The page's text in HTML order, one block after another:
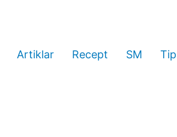
Artiklar Recept SM